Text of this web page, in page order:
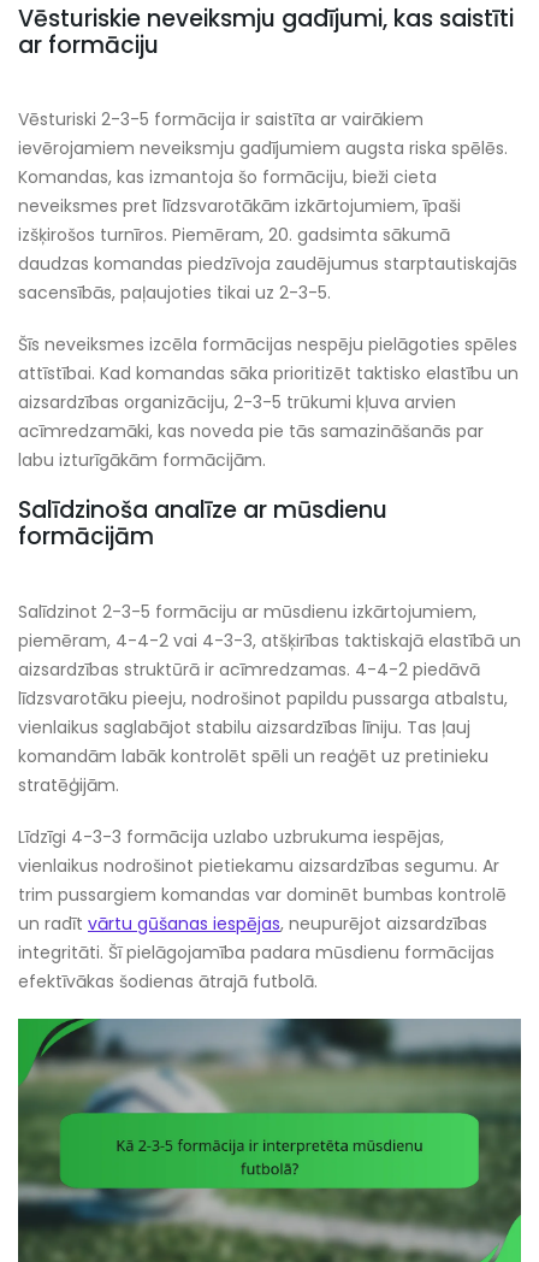
Vēsturiskie neveiksmju gadījumi, kas saistīti
ar formāciju
Vēsturiski 2-3-5 formācija ir saistīta ar vairākiem
ievērojamiem neveiksmju gadījumiem augsta riska spēlēs.
Komandas, kas izmantoja šo formāciju, bieži cieta
neveiksmes pret līdzsvarotākām izkārtojumiem, īpaši
izšķirošos turnīros. Piemēram, 20. gadsimta sākumā
daudzas komandas piedzīvoja zaudējumus starptautiskajās
sacensībās, paļaujoties tikai uz 2-3-5.
Šīs neveiksmes izcēla formācijas nespēju pielāgoties spēles
attīstībai. Kad komandas sāka prioritizēt taktisko elastību un
aizsardzības organizāciju, 2-3-5 trūkumi kļuva arvien
acīmredzamāki, kas noveda pie tās samazināšanās par
labu izturīgākām formācijām.
Salīdzinoša analīze ar mūsdienu
formācijām
Salīdzinot 2-3-5 formāciju ar mūsdienu izkārtojumiem,
piemēram, 4-4-2 vai 4-3-3, atšķirības taktiskajā elastībā un
aizsardzības struktūrā ir acīmredzamas. 4-4-2 piedāvā
līdzsvarotāku pieeju, nodrošinot papildu pussarga atbalstu,
vienlaikus saglabājot stabilu aizsardzības līniju. Tas ļauj
komandām labāk kontrolēt spēli un reaģēt uz pretinieku
stratēģijām.
Līdzīgi 4-3-3 formācija uzlabo uzbrukuma iespējas,
vienlaikus nodrošinot pietiekamu aizsardzības segumu. Ar
trim pussargiem komandas var dominēt bumbas kontrolē
un radīt vārtu gūšanas iespējas, neupurējot aizsardzības
integritāti. Šī pielāgojamība padara mūsdienu formācijas
efektīvākas šodienas ātrajā futbolā.